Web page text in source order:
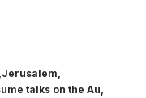
Jerusalem
talks on the Au